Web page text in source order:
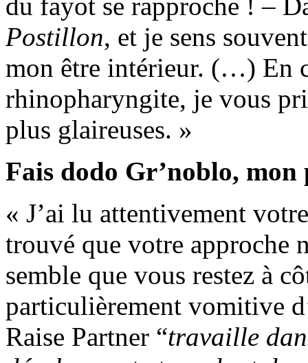
Postillon, et je sens
mon être intérieur. (…) En
rhinopharyngite, je vous
plus glaireuses. »
Fais dodo Gr’noblo,
« J’ai lu attentivement
trouvé que votre approche
semble que vous restez à
particulièrement vomitive
Raise Partner “travaille